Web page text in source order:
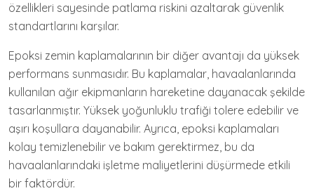
özellikleri sayesinde patlama riskini azaltarak güvenlik
standartlarını karşılar.
Epoksi zemin kaplamalarının bir diğer avantajı da yüksek
performans sunmasıdır. Bu kaplamalar, havaalanlarında
kullanılan ağır ekipmanların hareketine dayanacak şekilde
tasarlanmıştır. Yüksek yoğunluklu trafiği tolere edebilir ve
aşırı koşullara dayanabilir. Ayrıca, epoksi kaplamaları
kolay temizlenebilir ve bakım gerektirmez, bu da
havaalanlarındaki işletme maliyetlerini düşürmede etkili
bir faktördür.